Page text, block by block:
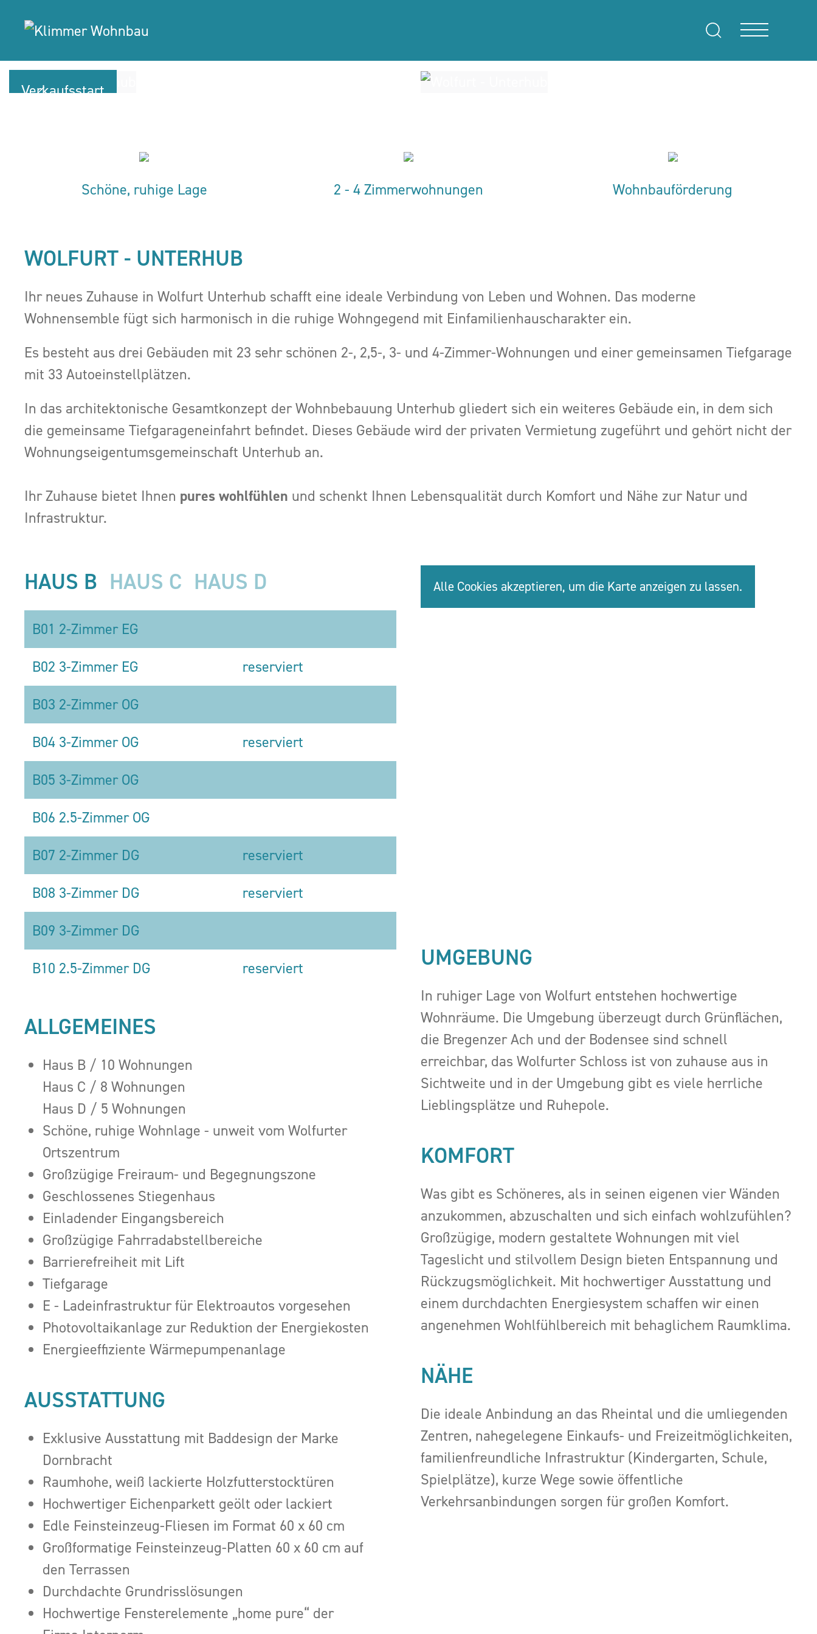
Verkaufsstart
Schöne, ruhige Lage 2 - 4 Zimmerwohnungen Wohnbauförderung
WOLFURT - UNTERHUB
Ihr neues Zuhause in Wolfurt Unterhub schafft eine ideale Verbindung von Leben und Wohnen. Das moderne
Wohnensemble fügt sich harmonisch in die ruhige Wohngegend mit Einfamilienhauscharakter ein.
Es besteht aus drei Gebäuden mit 23 sehr schönen 2-, 2,5-, 3- und 4-Zimmer-Wohnungen und einer gemeinsamen Tiefgarage
mit 33 Autoeinstellplätzen.
In das architektonische Gesamtkonzept der Wohnbebauung Unterhub gliedert sich ein weiteres Gebäude ein, in dem sich
die gemeinsame Tiefgarageneinfahrt befindet. Dieses Gebäude wird der privaten Vermietung zugeführt und gehört nicht der
Wohnungseigentumsgemeinschaft Unterhub an.
Ihr Zuhause bietet Ihnen pures wohlfühlen und schenkt Ihnen Lebensqualität durch Komfort und Nähe zur Natur und
Infrastruktur.
HAUS B HAUS C HAUS D
B01 2-Zimmer EG
B02 3-Zimmer EG
reserviert
B03 2-Zimmer OG
B04 3-Zimmer OG
reserviert
B05 3-Zimmer OG
B06 2.5-Zimmer OG
B07 2-Zimmer DG
reserviert
B08 3-Zimmer DG
reserviert
B09 3-Zimmer DG
B10 2.5-Zimmer DG
reserviert
ALLGEMEINES
Haus B / 10 Wohnungen
Haus C / 8 Wohnungen
Haus D / 5 Wohnungen
Schöne, ruhige Wohnlage - unweit vom Wolfurter
Ortszentrum
Großzügige Freiraum- und Begegnungszone
Geschlossenes Stiegenhaus
Einladender Eingangsbereich
Großzügige Fahrradabstellbereiche
Barrierefreiheit mit Lift
Tiefgarage
E - Ladeinfrastruktur für Elektroautos vorgesehen
Photovoltaikanlage zur Reduktion der Energiekosten
Energieeffiziente Wärmepumpenanlage
AUSSTATTUNG
Exklusive Ausstattung mit Baddesign der Marke
Dornbracht
Raumhohe, weiß lackierte Holzfutterstocktüren
Hochwertiger Eichenparkett geölt oder lackiert
Edle Feinsteinzeug-Fliesen im Format 60 x 60 cm
Großformatige Feinsteinzeug-Platten 60 x 60 cm auf
den Terrassen
Durchdachte Grundrisslösungen
Hochwertige Fensterelemente „home pure“ der
Alle Cookies akzeptieren, um die Karte anzeigen zu lassen.
UMGEBUNG
In ruhiger Lage von Wolfurt entstehen hochwertige
Wohnräume. Die Umgebung überzeugt durch Grünflächen,
die Bregenzer Ach und der Bodensee sind schnell
erreichbar, das Wolfurter Schloss ist von zuhause aus in
Sichtweite und in der Umgebung gibt es viele herrliche
Lieblingsplätze und Ruhepole.
KOMFORT
Was gibt es Schöneres, als in seinen eigenen vier Wänden
anzukommen, abzuschalten und sich einfach wohlzufühlen?
Großzügige, modern gestaltete Wohnungen mit viel
Tageslicht und stilvollem Design bieten Entspannung und
Rückzugsmöglichkeit. Mit hochwertiger Ausstattung und
einem durchdachten Energiesystem schaffen wir einen
angenehmen Wohlfühlbereich mit behaglichem Raumklima.
NÄHE
Die ideale Anbindung an das Rheintal und die umliegenden
Zentren, nahegelegene Einkaufs- und Freizeitmöglichkeiten,
familienfreundliche Infrastruktur (Kindergarten, Schule,
Spielplätze), kurze Wege sowie öffentliche
Verkehrsanbindungen sorgen für großen Komfort.